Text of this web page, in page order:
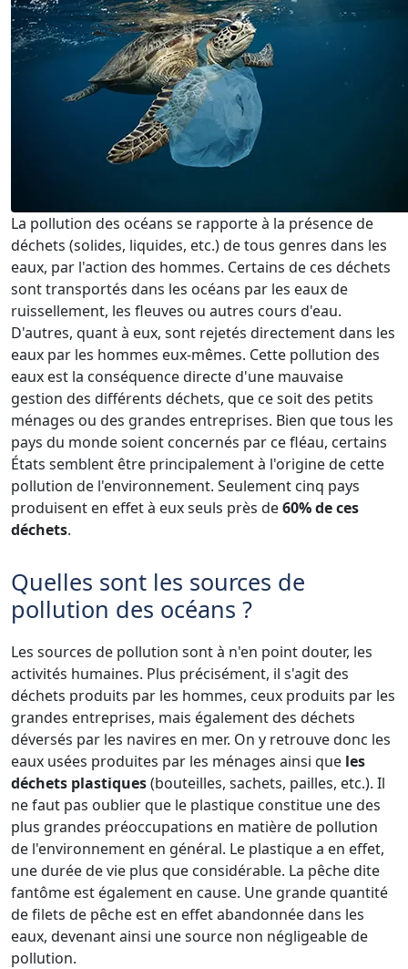
La pollution des océans se rapporte à la présence de
déchets (solides, liquides, etc.) de tous genres dans les
eaux, par l'action des hommes. Certains de ces déchets
sont transportés dans les océans par les eaux de
ruissellement, les fleuves ou autres cours d'eau.
D'autres, quant à eux, sont rejetés directement dans les
eaux par les hommes eux-mêmes. Cette pollution des
eaux est la conséquence directe d'une mauvaise
gestion des différents déchets, que ce soit des petits
ménages ou des grandes entreprises. Bien que tous les
pays du monde soient concernés par ce fléau, certains
États semblent être principalement à l'origine de cette
pollution de l'environnement. Seulement cinq pays
produisent en effet à eux seuls près de60% de ces
déchets.
Quelles sont les sources de
pollution des océans ?
Les sources de pollution sont à n'en point douter, les
activités humaines. Plus précisément, il s'agit des
déchets produits par les hommes, ceux produits par les
grandes entreprises, mais également des déchets
déversés par les navires en mer. On y retrouve donc les
eaux usées produites par les ménages ainsi que les
déchets plastiques(bouteilles, sachets, pailles, etc.). Il
ne faut pas oublier que le plastique constitue une des
plus grandes préoccupations en matière de pollution
de l'environnement en général. Le plastique a en effet,
une durée de vie plus que considérable. La pêche dite
fantôme est également en cause. Une grande quantité
de filets de pêche est en effet abandonnée dans les
eaux, devenant ainsi une source non négligeable de
pollution.